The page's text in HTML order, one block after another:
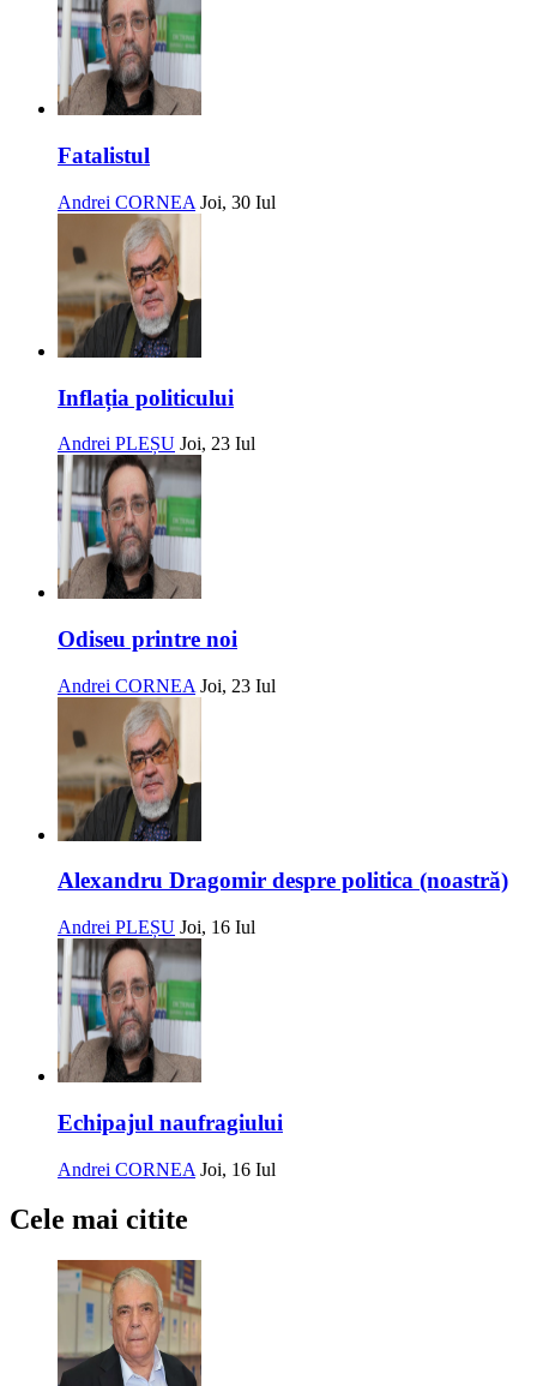
Fatalistul
Andrei CORNEA Joi, 30 Iul
Inflația politicului
Andrei PLEȘU Joi, 23 Iul
Odiseu printre noi
Andrei CORNEA Joi, 23 Iul
Alexandru Dragomir despre politica (noastră)
Andrei PLEȘU Joi, 16 Iul
Echipajul naufragiului
Andrei CORNEA Joi, 16 Iul
Cele mai citite